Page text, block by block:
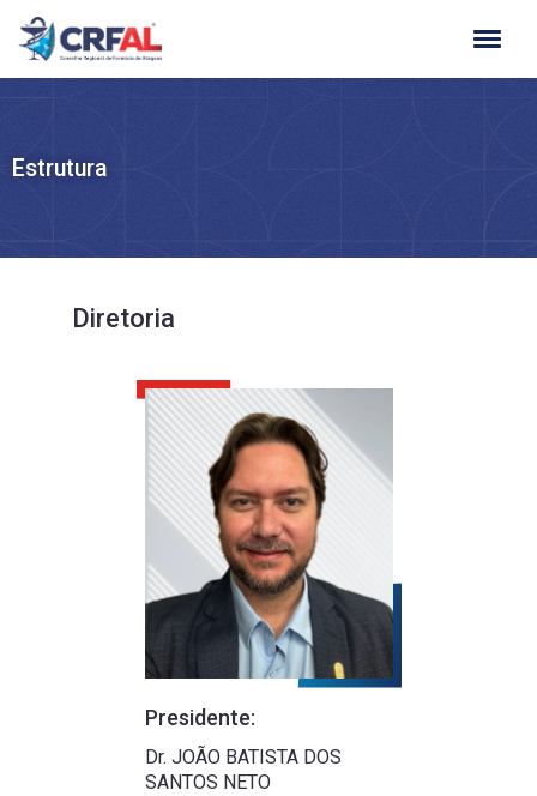
Ir
para
Estrutura
Diretoria
Presidente:
Dr. JOÃO BATISTA DOS
SANTOS NETO